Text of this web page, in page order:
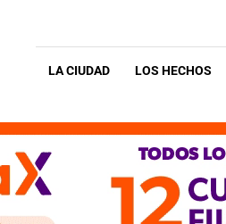
LA CIUDAD LOS HECHOS